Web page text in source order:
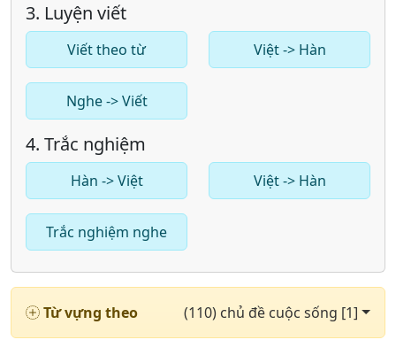
3. Luyện viết
Viết theo từ Việt -> Hàn
Nghe -> Viết
4. Trắc nghiệm
Hàn -> Việt Việt -> Hàn
Trắc nghiệm nghe
Từ vựng theo (110) chủ đề cuộc sống [1]